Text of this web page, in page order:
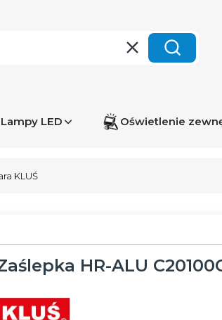
WyczyśćSzukaj
Lampy LED Oświetlenie
KLUŚ
HR-ALU